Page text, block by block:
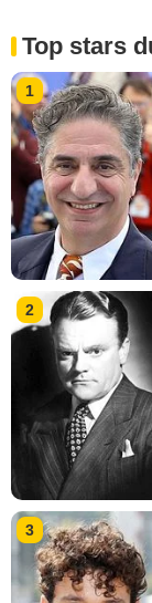
Top stars
1
2
3